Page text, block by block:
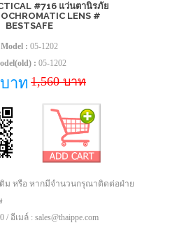
#716 แว่นตานิรภัย
LENS #
BESTSAFE
Model : 05-1202
: 05-1202
าท 1,560 บาท
ม หรือ หากมีจำนวนกรุณาติดต่อฝ่าย
/ อีเมล์ : sales@thaippe.com